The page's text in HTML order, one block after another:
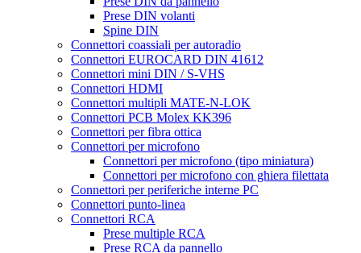
Prese DIN volanti
Spine DIN
Connettori coassiali per autoradio
Connettori EUROCARD DIN 41612
Connettori mini DIN / S-VHS
Connettori HDMI
Connettori multipli MATE-N-LOK
Connettori PCB Molex KK396
Connettori per fibra ottica
Connettori per microfono
Connettori per microfono (tipo miniatura)
Connettori per microfono con ghiera filettata
Connettori per periferiche interne PC
Connettori punto-linea
Connettori RCA
Prese multiple RCA
Prese RCA da pannello